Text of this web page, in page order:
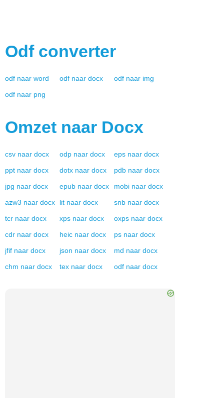
Odf converter
odf naar word odf naar docx odf naar img
odf naar png
Omzet naar Docx
csv naar docx odp naar docx eps naar docx
ppt naar docx dotx naar docx pdb naar docx
jpg naar docx epub naar docx mobi naar docx
azw3 naar docx lit naar docx snb naar docx
tcr naar docx xps naar docx oxps naar docx
cdr naar docx heic naar docx ps naar docx
jfif naar docx json naar docx md naar docx
chm naar docx tex naar docx odf naar docx